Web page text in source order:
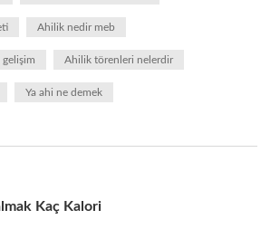
Ahilik nedir meb
Ahilik törenleri nelerdir
Ya ahi ne demek
Kaç Kalori